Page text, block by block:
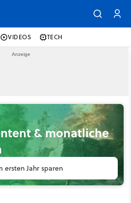
VIDEOS TECH
& monatliche
ersten Jahr sparen